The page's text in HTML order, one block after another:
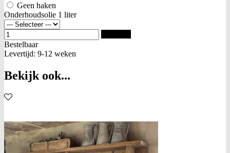
Geen haken
Onderhoudsolie 1 liter
Bestelbaar
Levertijd: 9-12 weken
Bekijk ook...